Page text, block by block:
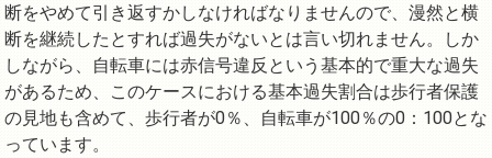
断をやめて引き返すかしなければなりませんので、漫然と横
断を継続したとすれば過失がないとは言い切れません。しか
しながら、自転車には赤信号違反という基本的で重大な過失
があるため、このケースにおける基本過失割合は歩行者保護
の見地も含めて、歩行者が0％、自転車が100％の0：100とな
っています。